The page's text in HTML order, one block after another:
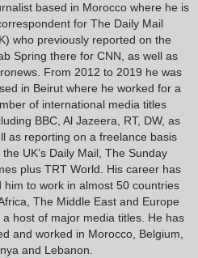
based in Morocco where he is
for The Daily Mail
who previously reported on the
Spring there for CNN, as well as
From 2012 to 2019 he was
in Beirut where he worked for a
of international media titles
BBC, Al Jazeera, RT, DW, as
as reporting on a freelance basis
the UK’s Daily Mail, The Sunday
plus TRT World. His career has
him to work in almost 50 countries
The Middle East and Europe
a host of major media titles. He has
and worked in Morocco, Belgium,
and Lebanon.